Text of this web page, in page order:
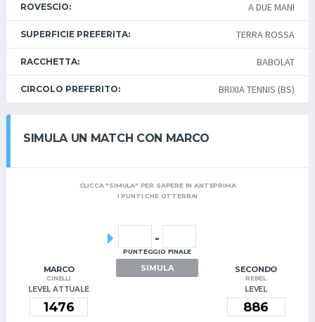
ROVESCIO: A DUE MANI
SUPERFICIE PREFERITA: TERRA ROSSA
RACCHETTA: BABOLAT
CIRCOLO PREFERITO: BRIXIA TENNIS (BS)
SIMULA UN MATCH CON MARCO
CLICCA "SIMULA" PER SAPERE IN ANTEPRIMA
I PUNTI CHE OTTERRAI
MARCO
CINELLI
LEVEL ATTUALE
-
PUNTEGGIO FINALE
SIMULA SECONDO
REBEL
LEVEL